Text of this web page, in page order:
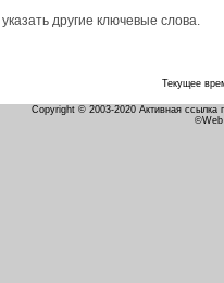
другие ключевые слова.
Текущее
Copyright © 2003-2020 Активная ссылка